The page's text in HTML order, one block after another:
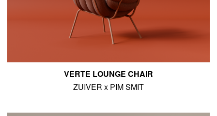
VERTE LOUNGE CHAIR
ZUIVER x PIM SMIT